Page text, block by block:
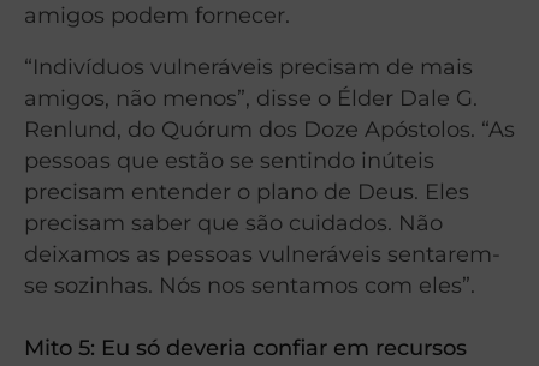
amigos podem fornecer.
“Indivíduos vulneráveis precisam de mais
amigos, não menos”, disse o Élder Dale G.
Renlund, do Quórum dos Doze Apóstolos. “As
pessoas que estão se sentindo inúteis
precisam entender o plano de Deus. Eles
precisam saber que são cuidados. Não
deixamos as pessoas vulneráveis sentarem-
se sozinhas. Nós nos sentamos com eles”.
Mito 5: Eu só deveria confiar em recursos